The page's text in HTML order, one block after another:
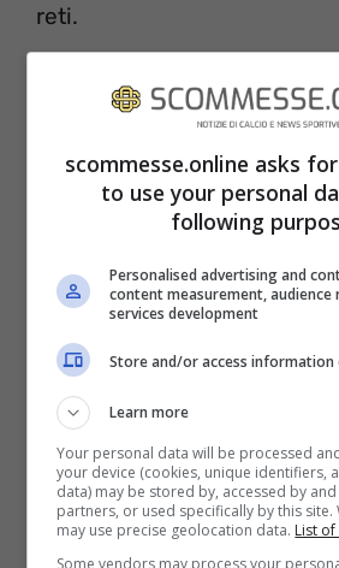
reti.
Repubblica Ceca-
probabili formazioni:
REPUBBLICA CECA (4-2-
Coufal, Čelůstka, Kalas,
scommesse.online asks
to use your personal
following
Personalised advertising and
content measurement, audience
services development
Store and/or access information
Learn more
Your personal data will be processed
your device (cookies, unique identifiers,
data) may be stored by, accessed by
partners, or used specifically by this
may use precise geolocation data. List
Some vendors may process your